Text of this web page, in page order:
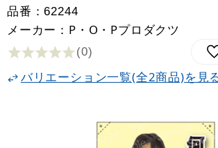
品番：62244
メーカー：P・O・Pプロダクツ
(0)
バリエーション一覧(全2商品)を見